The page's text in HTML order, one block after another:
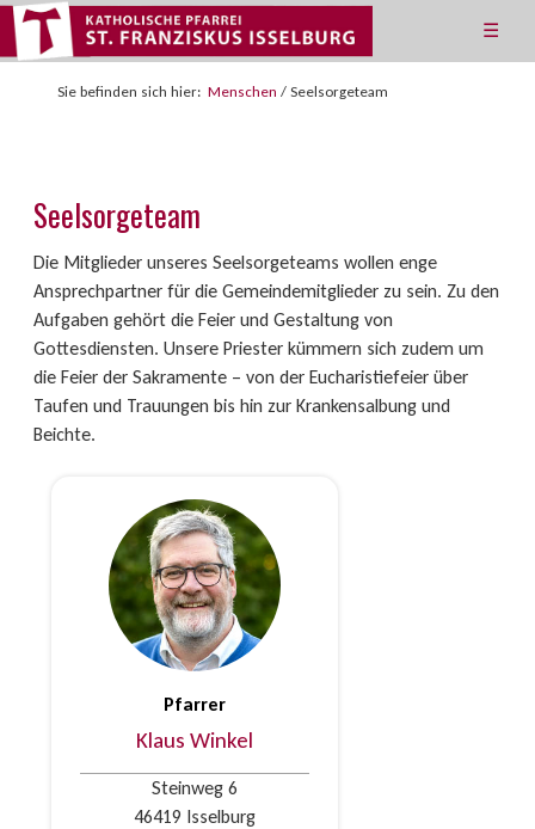
☰
Sie befinden sich hier: Menschen / Seelsorgeteam
Seelsorgeteam
Die Mitglieder unseres Seelsorgeteams wollen enge
Ansprechpartner für die Gemeindemitglieder zu sein. Zu den
Aufgaben gehört die Feier und Gestaltung von
Gottesdiensten. Unsere Priester kümmern sich zudem um
die Feier der Sakramente – von der Eucharistiefeier über
Taufen und Trauungen bis hin zur Krankensalbung und
Beichte.
Pfarrer
Klaus Winkel
Steinweg 6
46419 Isselburg